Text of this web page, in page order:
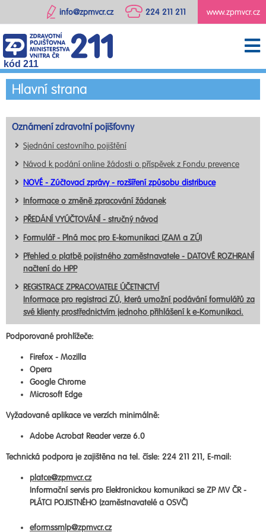
www.zpmvcr.cz
224 211 211
info@zpmvcr.cz
kód 211
Hlavní strana
Oznámení zdravotní pojišťovny
Sjednání cestovního pojištění
Návod k podání online žádosti o příspěvek z Fondu prevence
NOVÉ - Zúčtovací zprávy - rozšíření způsobu distribuce
Informace o změně zpracování žádanek
PŘEDÁNÍ VYÚČTOVÁNÍ - stručný návod
Formulář - Plná moc pro E-komunikaci (ZAM a ZÚ)
Přehled o platbě pojistného zaměstnavatele - DATOVÉ ROZHRANÍ
načtení do HPP
REGISTRACE ZPRACOVATELE ÚČETNICTVÍ
Informace pro registraci ZÚ, která umožní podávání formulářů za
své klienty prostřednictvím jednoho přihlášení k e-Komunikaci.
Podporované prohlížeče:
Firefox - Mozilla
Opera
Google Chrome
Microsoft Edge
Vyžadované aplikace ve verzích minimálně:
Adobe Acrobat Reader verze 6.0
Technická podpora je zajištěna na tel. čísle: 224 211 211, E-mail:
platce@zpmvcr.cz
Informační servis pro Elektronickou komunikaci se ZP MV ČR -
PLÁTCI POJISTNÉHO (zaměstnavatelé a OSVČ)
eformssmlp@zpmvcr.cz